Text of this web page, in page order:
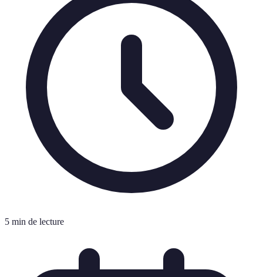
5 min de lecture